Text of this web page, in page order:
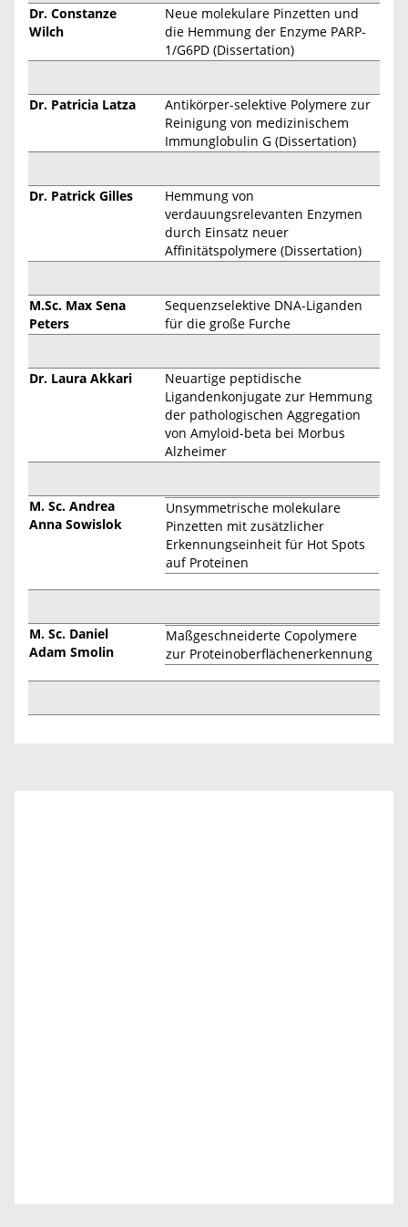
Dr. Constanze
Wilch
Neue molekulare Pinzetten und
die Hemmung der Enzyme PARP-
1/G6PD (Dissertation)
Dr. Patricia Latza
Antikörper-selektive Polymere zur
Reinigung von medizinischem
Immunglobulin G (Dissertation)
Dr. Patrick Gilles
Hemmung von
verdauungsrelevanten Enzymen
durch Einsatz neuer
Affinitätspolymere (Dissertation)
M.Sc. Max Sena
Peters
Sequenzselektive DNA-Liganden
für die große Furche
Dr. Laura Akkari
Neuartige peptidische
Ligandenkonjugate zur Hemmung
der pathologischen Aggregation
von Amyloid-beta bei Morbus
Alzheimer
M. Sc. Andrea
Anna Sowislok
Unsymmetrische molekulare
Pinzetten mit zusätzlicher
Erkennungseinheit für Hot Spots
auf Proteinen
M. Sc. Daniel
Adam Smolin
Maßgeschneiderte Copolymere
zur Proteinoberflächenerkennung